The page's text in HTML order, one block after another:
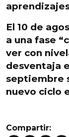
El 10 de
a una fase
ver con
desventaja
septiembre
nuevo ciclo
Compartir: